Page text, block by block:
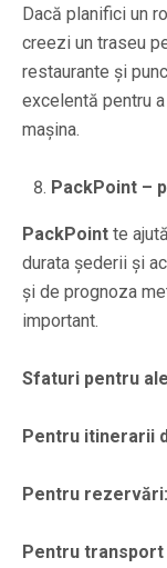
Dacă planifici un
creezi un traseu
restaurante și
excelentă pentru
mașina.
PackPoint –
PackPoint te
durata șederii și
și de prognoza
important.
Sfaturi pentru
Pentru itinerarii
Pentru rezervări:
Pentru transport